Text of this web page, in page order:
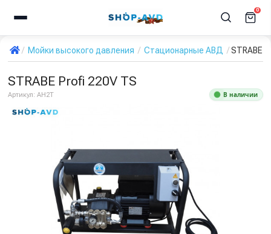
0
Мойки высокого давления Стационарные АВД STRABE
STRABE Profi 220V TS
Артикул: AH2T В наличии